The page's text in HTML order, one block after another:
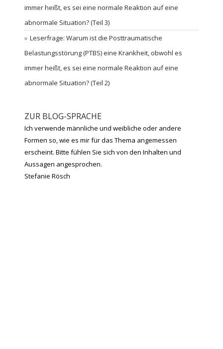
immer heißt, es sei eine normale Reaktion auf eine
abnormale Situation? (Teil 3)
Leserfrage: Warum ist die Posttraumatische
Belastungsstörung (PTBS) eine Krankheit, obwohl es
immer heißt, es sei eine normale Reaktion auf eine
abnormale Situation? (Teil 2)
ZUR BLOG-SPRACHE
Ich verwende männliche und weibliche oder andere
Formen so, wie es mir für das Thema angemessen
erscheint. Bitte fühlen Sie sich von den Inhalten und
Aussagen angesprochen.
Stefanie Rösch